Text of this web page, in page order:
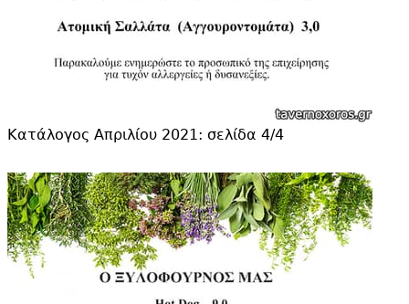
Κατάλογος Απριλίου 2021: σελίδα 4/4